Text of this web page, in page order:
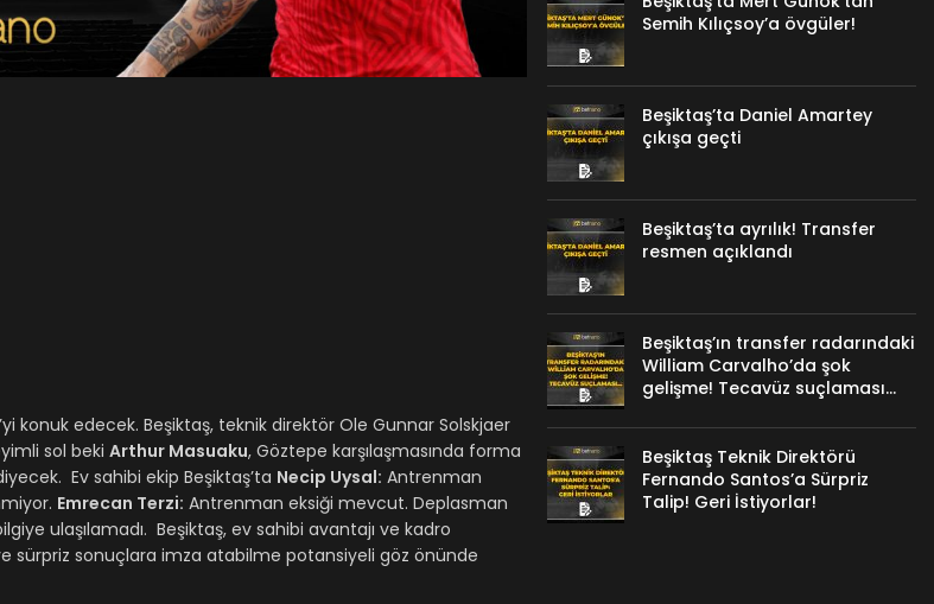
konuk edecek. Beşiktaş, teknik direktör Ole Gunnar Solskjaer
sol beki Arthur Masuaku, Göztepe karşılaşmasında forma
Ev sahibi ekip Beşiktaş’ta Necip Uysal: Antrenman
Emrecan Terzi: Antrenman eksiği mevcut. Deplasman
ulaşılamadı. Beşiktaş, ev sahibi avantajı ve kadro
sürpriz sonuçlara imza atabilme potansiyeli göz önünde
Semih Kılıçsoy’a övgüler!
Beşiktaş’ta Daniel Amartey
çıkışa geçti
Beşiktaş’ta ayrılık! Transfer
resmen açıklandı
Beşiktaş’ın transfer radarındaki
William Carvalho’da şok
gelişme! Tecavüz suçlaması…
Beşiktaş Teknik Direktörü
Fernando Santos’a Sürpriz
Talip! Geri İstiyorlar!